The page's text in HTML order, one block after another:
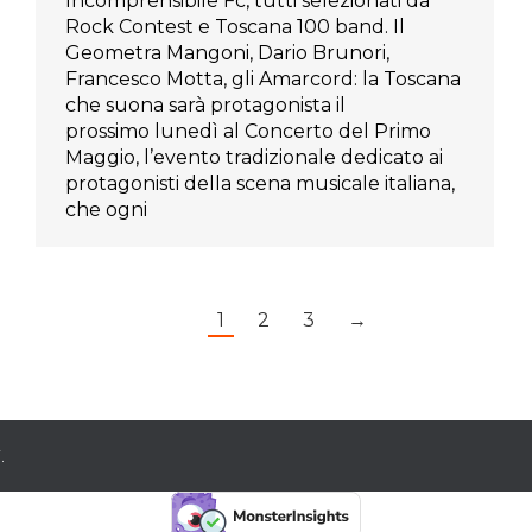
Rock Contest e Toscana 100 band. Il
Geometra Mangoni, Dario Brunori,
Francesco Motta, gli Amarcord: la Toscana
che suona sarà protagonista il
prossimo lunedì al Concerto del Primo
Maggio, l’evento tradizionale dedicato ai
protagonisti della scena musicale italiana,
che ogni
1 2 3 →